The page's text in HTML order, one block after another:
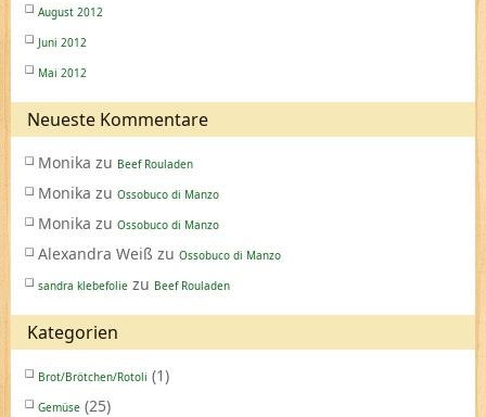
August 2012
Juni 2012
Mai 2012
Neueste Kommentare
Monika zu Beef Rouladen
Monika zu Ossobuco di Manzo
Monika zu Ossobuco di Manzo
Alexandra Weiß zu Ossobuco di Manzo
sandra klebefolie zu Beef Rouladen
Kategorien
Brot/Brötchen/Rotoli (1)
Gemüse (25)